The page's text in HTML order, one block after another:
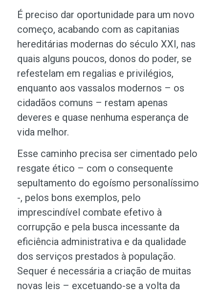
É preciso dar oportunidade para um novo
começo, acabando com as capitanias
hereditárias modernas do século XXI, nas
quais alguns poucos, donos do poder, se
refestelam em regalias e privilégios,
enquanto aos vassalos modernos – os
cidadãos comuns – restam apenas
deveres e quase nenhuma esperança de
vida melhor.
Esse caminho precisa ser cimentado pelo
resgate ético – com o consequente
sepultamento do egoísmo personalíssimo
-, pelos bons exemplos, pelo
imprescindível combate efetivo à
corrupção e pela busca incessante da
eficiência administrativa e da qualidade
dos serviços prestados à população.
Sequer é necessária a criação de muitas
novas leis – excetuando-se a volta da